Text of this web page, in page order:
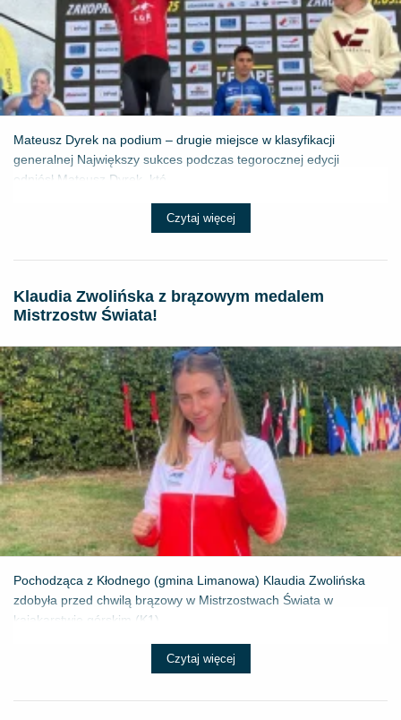
Mateusz Dyrek na podium – drugie miejsce w klasyfikacji
generalnej Największy sukces podczas tegorocznej edycji
odniósł Mateusz Dyrek, któ...
Czytaj więcej
Klaudia Zwolińska z brązowym medalem
Mistrzostw Świata!
Pochodząca z Kłodnego (gmina Limanowa) Klaudia Zwolińska
zdobyła przed chwilą brązowy w Mistrzostwach Świata w
kajakarstwie górskim (K1) ...
Czytaj więcej